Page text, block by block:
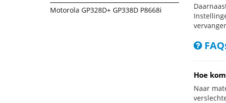
Motorola GP328D+ GP338D P8668i
Hoe
Naar